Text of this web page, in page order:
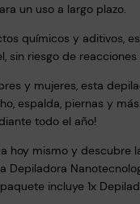
un uso a largo plazo.
químicos y aditivos,
sin riesgo de reacciones
y mujeres, esta
espalda, piernas y
todo el año!
hoy mismo y descubre
Depiladora
incluye 1x